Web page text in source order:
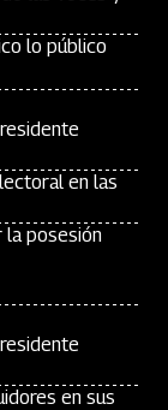
lo público
en las
la posesión
en sus